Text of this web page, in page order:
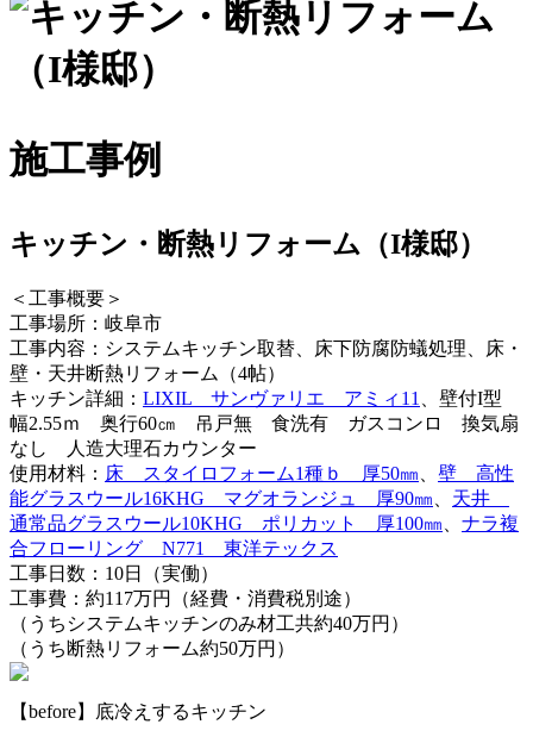
施工事例
キッチン・断熱リフォーム（I様邸）
＜工事概要＞
工事場所：岐阜市
工事内容：システムキッチン取替、床下防腐防蟻処理、床・
壁・天井断熱リフォーム（4帖）
キッチン詳細： LIXIL サンヴァリエ アミィ11
、壁付I型
幅2.55ｍ 奥行60㎝ 吊戸無 食洗有 ガスコンロ 換気扇
なし 人造大理石カウンター
使用材料： 床 スタイロフォーム1種ｂ 厚50㎜
壁 高性
能グラスウール16KHG マグオランジュ 厚90㎜
天井
通常品グラスウール10KHG ポリカット 厚100㎜
ナラ複
合フローリング N771 東洋テックス
工事日数：10日（実働）
工事費：約117万円（経費・消費税別途）
（うちシステムキッチンのみ材工共約40万円）
（うち断熱リフォーム約50万円）
【before】底冷えするキッチン